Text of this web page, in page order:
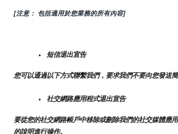
[注意： 包括適用於您業務的所有內容]
短信退出宣告
您可以通過以下方式聯繫我們，要求我們不要向您發送簡
社交網路應用程式退出宣告
要從您的社交網路帳戶中移除或刪除我們的社交媒體應
的說明進行操作。